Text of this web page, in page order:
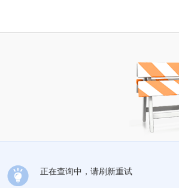
正在查询中，请刷新重试